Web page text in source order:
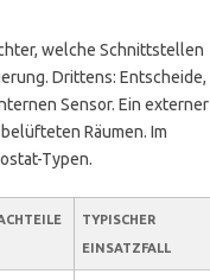
welche Schnittstellen
Drittens: Entscheide,
Sensor. Ein externer
Räumen. Im
Typen.
TYPISCHER
EINSATZFALL